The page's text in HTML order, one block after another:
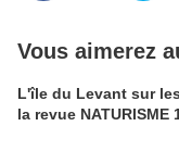
Vous aimerez
L'île du Levant sur
la revue NATURISME